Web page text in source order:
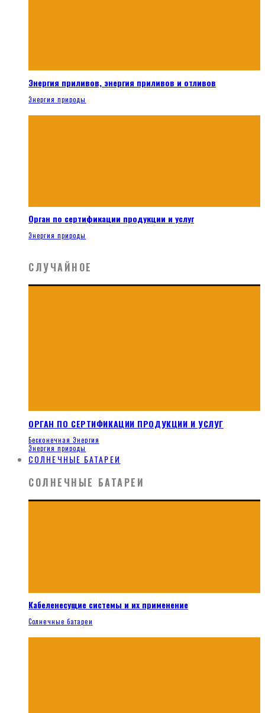
Энергия приливов, энергия приливов и отливов
Энергия природы
Орган по сертификации продукции и услуг
Энергия природы
СЛУЧАЙНОЕ
ОРГАН ПО СЕРТИФИКАЦИИ ПРОДУКЦИИ И УСЛУГ
Бесконечная Энергия
Энергия природы
СОЛНЕЧНЫЕ БАТАРЕИ
СОЛНЕЧНЫЕ БАТАРЕИ
Кабеленесущие системы и их применение
Солнечные батареи